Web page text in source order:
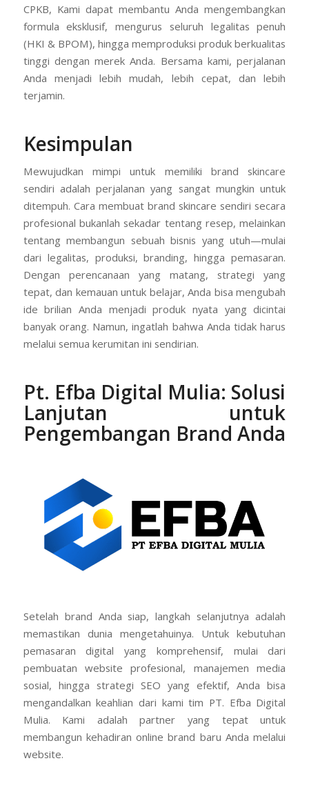
CPKB, Kami dapat membantu Anda mengembangkan
formula eksklusif, mengurus seluruh legalitas penuh
(HKI & BPOM), hingga memproduksi produk berkualitas
tinggi dengan merek Anda. Bersama kami, perjalanan
Anda menjadi lebih mudah, lebih cepat, dan lebih
terjamin.
Kesimpulan
Mewujudkan mimpi untuk memiliki brand skincare
sendiri adalah perjalanan yang sangat mungkin untuk
ditempuh. Cara membuat brand skincare sendiri secara
profesional bukanlah sekadar tentang resep, melainkan
tentang membangun sebuah bisnis yang utuh—mulai
dari legalitas, produksi, branding, hingga pemasaran.
Dengan perencanaan yang matang, strategi yang
tepat, dan kemauan untuk belajar, Anda bisa mengubah
ide brilian Anda menjadi produk nyata yang dicintai
banyak orang. Namun, ingatlah bahwa Anda tidak harus
melalui semua kerumitan ini sendirian.
Pt. Efba Digital Mulia: Solusi
Lanjutan untuk
Pengembangan Brand Anda
Setelah brand Anda siap, langkah selanjutnya adalah
memastikan dunia mengetahuinya. Untuk kebutuhan
pemasaran digital yang komprehensif, mulai dari
pembuatan website profesional, manajemen media
sosial, hingga strategi SEO yang efektif, Anda bisa
mengandalkan keahlian dari kami tim PT. Efba Digital
Mulia. Kami adalah partner yang tepat untuk
membangun kehadiran online brand baru Anda melalui
website.